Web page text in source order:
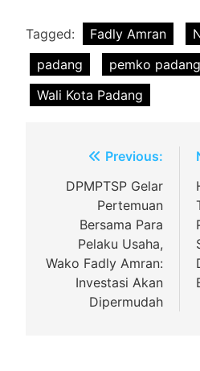
Tagged: Fadly Amran
padang
pemko padang
Wali Kota Padang
Navigasi
pos
Previous:
DPMPTSP Gelar
Pertemuan
Bersama Para
Pelaku Usaha,
Wako Fadly Amran:
Investasi Akan
Dipermudah